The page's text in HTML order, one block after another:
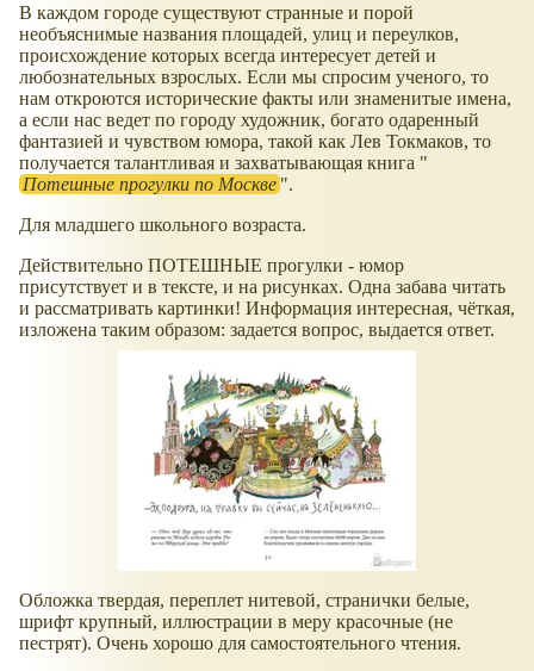
В каждом городе существуют странные и порой
необъяснимые названия площадей, улиц и переулков,
происхождение которых всегда интересует детей и
любознательных взрослых. Если мы спросим ученого, то
нам откроются исторические факты или знаменитые имена,
а если нас ведет по городу художник, богато одаренный
фантазией и чувством юмора, такой как Лев Токмаков, то
получается талантливая и захватывающая книга "
Потешные прогулки по Москве ".
Для младшего школьного возраста.
Действительно ПОТЕШНЫЕ прогулки - юмор
присутствует и в тексте, и на рисунках. Одна забава читать
и рассматривать картинки! Информация интересная, чёткая,
изложена таким образом: задается вопрос, выдается ответ.
Обложка твердая, переплет нитевой, странички белые,
шрифт крупный, иллюстрации в меру красочные (не
пестрят). Очень хорошо для самостоятельного чтения.